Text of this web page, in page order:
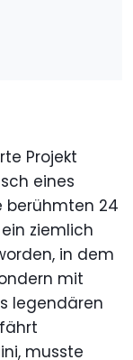
Projekt
eines
berühmten 24
ziemlich
in dem
mit
legendären
musste